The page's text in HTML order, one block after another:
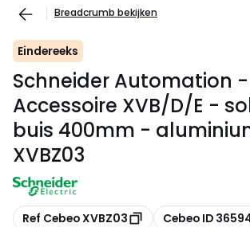
Breadcrumb bekijken
Eindereeks
Schneider Automation -
Accessoire XVB/D/E -
buis 400mm -
XVBZ03
Kopiëren
Ref Cebeo XVBZ03 Kopiëren
Cebeo ID